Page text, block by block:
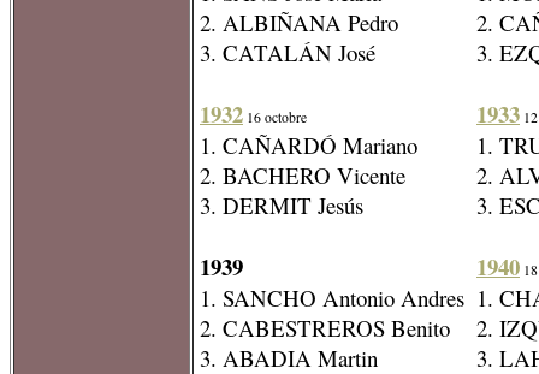
2. ALBIÑANA Pedro
3. CATALÁN José
1932 16 octobre
1. CAÑARDÓ Mariano
2. BACHERO Vicente
3. DERMIT Jesús
1939
1. SANCHO Antonio Andres
2. CABESTREROS Benito
3. ABADIA Martin
2.
3.
1933
1.
2.
3.
1940
1.
2.
3.